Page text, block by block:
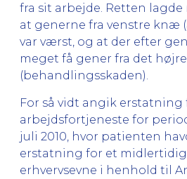
fra sit arbejde. Retten
at generne fra venstre knæ
var værst, og at der efter
meget få gener fra det
(behandlingsskaden).
For så vidt angik
arbejdsfortjeneste for
juli 2010, hvor patienten
erstatning for et
erhvervsevne i henhold til